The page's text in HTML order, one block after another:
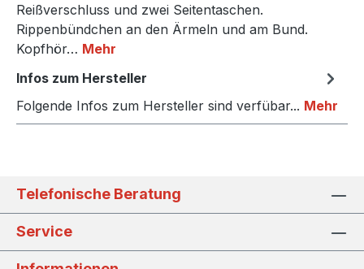
Reißverschluss und zwei Seitentaschen.
Rippenbündchen an den Ärmeln und am Bund.
Kopfhör… Mehr
Infos zum Hersteller
Folgende Infos zum Hersteller sind verfübar... Mehr
Telefonische Beratung
Service